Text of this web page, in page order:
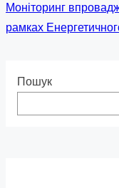
Моніторинг
рамках
Пошук